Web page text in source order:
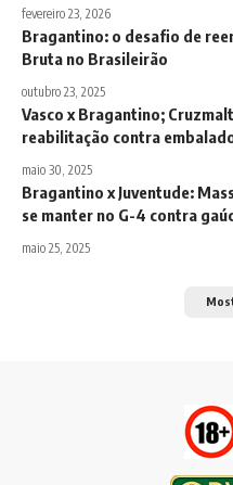
fevereiro 23, 2026
Bragantino: o desafio de
Bruta no Brasileirão
outubro 23, 2025
Vasco x Bragantino;
reabilitação contra
maio 30, 2025
Bragantino x Juventude:
se manter no G-4 contra
maio 25, 2025